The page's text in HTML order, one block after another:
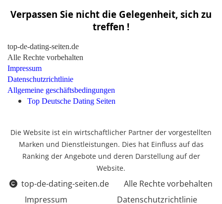
Verpassen Sie nicht die Gelegenheit, sich zu
treffen !
top-de-dating-seiten.de
Alle Rechte vorbehalten
Impressum
Datenschutzrichtlinie
Allgemeine geschäftsbedingungen
Top Deutsche Dating Seiten
Die Website ist ein wirtschaftlicher Partner der vorgestellten
Marken und Dienstleistungen. Dies hat Einfluss auf das
Ranking der Angebote und deren Darstellung auf der
Website.
top-de-dating-seiten.de
Alle Rechte vorbehalten
Impressum
Datenschutzrichtlinie